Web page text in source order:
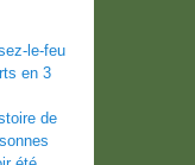
le-feu
en 3
de